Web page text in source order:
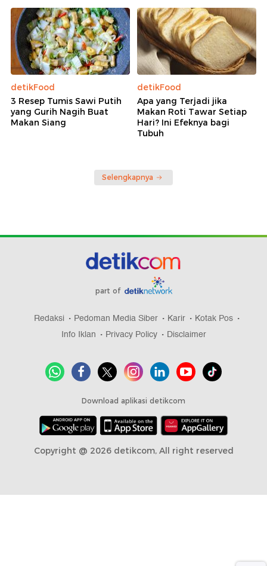
detikFood
3 Resep Tumis Sawi Putih
yang Gurih Nagih Buat
Makan Siang
detikFood
Apa yang Terjadi jika
Makan Roti Tawar Setiap
Hari? Ini Efeknya bagi
Tubuh
Selengkapnya
part of
Redaksi Pedoman Media Siber Karir
Kotak Pos
Info Iklan
Privacy Policy Disclaimer
Download aplikasi detikcom
Copyright @ 2026 detikcom, All right reserved